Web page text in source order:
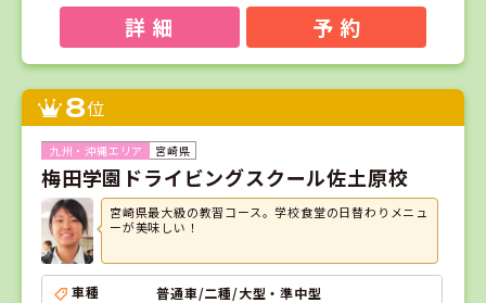
詳 細 予 約
8位
宮崎県
梅田学園ドライビングスクール佐土原校
宮崎県最大級の教習コース。学校食堂の日替わりメニュ
ーが美味しい！
車種
普通車/二種/大型・準中型